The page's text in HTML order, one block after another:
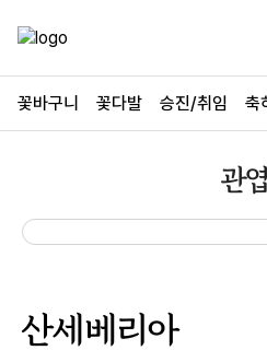
꽃바구니 꽃다발 승진/취임 축
관엽
산세베리아